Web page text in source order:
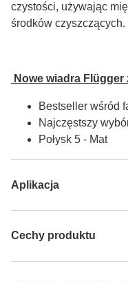
czystości, używając
środków czyszczących.
Nowe wiadra
Bestseller wśród
Najczęstszy
Połysk 5 - Mat
Aplikacja
Cechy produktu